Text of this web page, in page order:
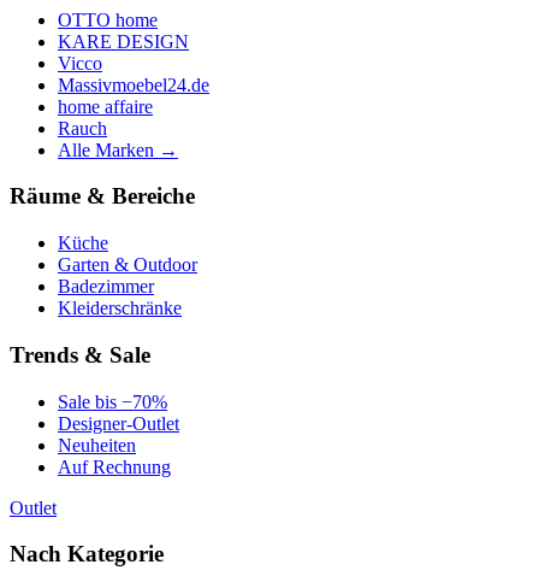
OTTO home
KARE DESIGN
Vicco
Massivmoebel24.de
home affaire
Rauch
Alle Marken →
Räume & Bereiche
Küche
Garten & Outdoor
Badezimmer
Kleiderschränke
Trends & Sale
Sale bis −70%
Designer-Outlet
Neuheiten
Auf Rechnung
Outlet
Nach Kategorie